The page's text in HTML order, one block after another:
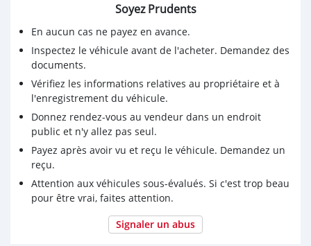
Soyez Prudents
En aucun cas ne payez en avance.
Inspectez le véhicule avant de l'acheter. Demandez des
documents.
Vérifiez les informations relatives au propriétaire et à
l'enregistrement du véhicule.
Donnez rendez-vous au vendeur dans un endroit
public et n'y allez pas seul.
Payez après avoir vu et reçu le véhicule. Demandez un
reçu.
Attention aux véhicules sous-évalués. Si c'est trop beau
pour être vrai, faites attention.
Signaler un abus